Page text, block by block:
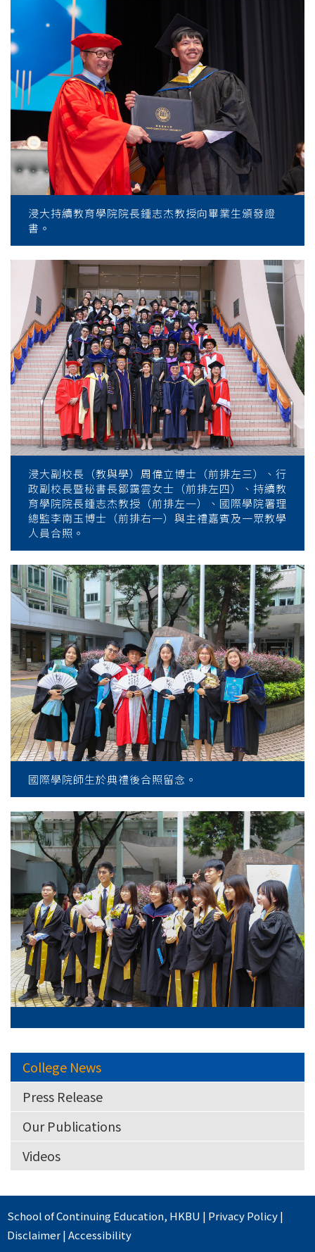
浸大持續教育學院院長鍾志杰教授向畢業生頒發證
書。
浸大副校長（教與學）周偉立博士（前排左三）、行
政副校長暨秘書長鄒靄雲女士（前排左四）、持續教
育學院院長鍾志杰教授（前排左一）、國際學院署理
總監李南玉博士（前排右一）與主禮嘉賓及一眾教學
人員合照。
國際學院師生於典禮後合照留念。
College News
Press Release
Our Publications
Videos
School of Continuing Education, HKBU | Privacy Policy|
Disclaimer|Accessibility